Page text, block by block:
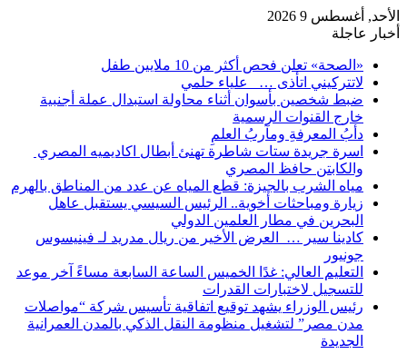
الأحد, أغسطس 9 2026
أخبار عاجلة
«الصحة» تعلن فحص أكثر من 10 ملايين طفل
لاتتركيني اتأذى … علياء حلمي
ضبط شخصين بأسوان أثناء محاولة استبدال عملة أجنبية
خارج القنوات الرسمية
دأبُ المعرفةِ ومآربُ العلمِ
اسرة جريدة ستات شاطرة تهنئ أبطال اكاديميه المصري
والكابتن حافظ المصري
مياه الشرب بالجيزة: قطع المياه عن عدد من المناطق بالهرم
زيارة ومباحثات أخوية.. الرئيس السيسي يستقبل عاهل
البحرين في مطار العلمين الدولي
كادينا سير … العرض الأخير من ريال مدريد لـ فينيسوس
جونيور
التعليم العالي: غدًا الخميس الساعة السابعة مساءً آخر موعد
للتسجيل لاختبارات القدرات
رئيس الوزراء يشهد توقيع اتفاقية تأسيس شركة “مواصلات
مدن مصر” لتشغيل منظومة النقل الذكي بالمدن العمرانية
الجديدة